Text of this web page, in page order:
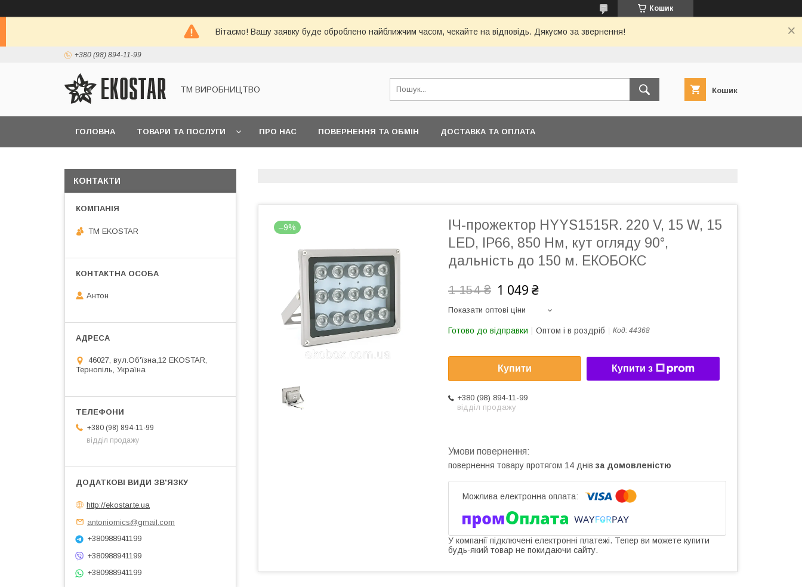
Кошик
Вітаємо! Вашу заявку буде оброблено найближчим часом, чекайте на відповідь. Дякуємо за звернення!
+380 (98) 894-11-99
ТМ ВИРОБНИЦТВО Кошик
ГОЛОВНА ТОВАРИ ТА ПОСЛУГИ ПРО НАС ПОВЕРНЕННЯ ТА ОБМІН ДОСТАВКА ТА ОПЛАТА
–9%
ІЧ-прожектор HYYS1515R. 220 V, 15 W, 15
LED, IP66, 850 Нм, кут огляду 90°,
дальність до 150 м. ЕКОБОКС
1 154 ₴ 1 049 ₴
Показати оптові ціни
Готово до відправки Оптом і в роздріб Код: 44368
Купити Купити з
+380 (98) 894-11-99
відділ продажу
повернення товару протягом 14 днів за домовленістю
У компанії підключені електронні платежі. Тепер ви можете купити
будь-який товар не покидаючи сайту.
КОНТАКТИ
ТМ EKOSTAR
Антон
46027, вул.Об'їзна,12 EKOSTAR,
Тернопіль, Україна
+380 (98) 894-11-99
відділ продажу
http://ekostar.te.ua
antoniomics@gmail.com
+380988941199
+380988941199
+380988941199